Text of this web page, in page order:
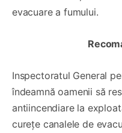
evacuare a fumului.
Inspectoratul General
îndeamnă oamenii să
antiincendiare la
curețe canalele de